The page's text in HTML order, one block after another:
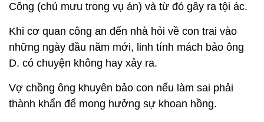
Công (chủ mưu trong vụ án) và từ đó gây ra tội ác.
Khi cơ quan công an đến nhà hỏi về con trai vào
những ngày đầu năm mới, linh tính mách bảo ông
D. có chuyện không hay xảy ra.
Vợ chồng ông khuyên bảo con nếu làm sai phải
thành khẩn để mong hưởng sự khoan hồng.